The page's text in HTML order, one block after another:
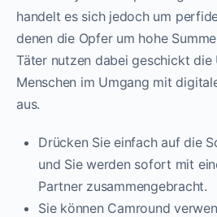
handelt es sich jedoch um
denen die Opfer um hohe
Täter nutzen dabei geschickt die
Menschen im Umgang mit
aus.
Drücken Sie einfach auf die
und Sie werden sofort mit
Partner zusammengebracht.
Sie können Camround